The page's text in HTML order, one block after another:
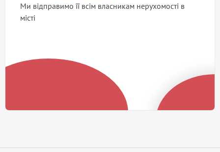
Ми відправимо її всім власникам нерухомості в
місті